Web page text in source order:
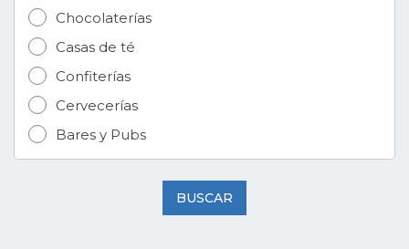
Chocolaterías
Casas de té
Confiterías
Cervecerías
Bares y Pubs
BUSCAR